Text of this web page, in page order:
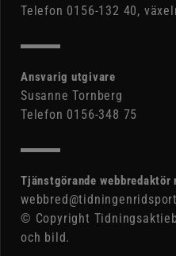
Telefon 0156-132 40,
Ansvarig utgivare
Susanne Tornberg
Telefon 0156-348 75
Tjänstgörande
© Copyright
och bild.